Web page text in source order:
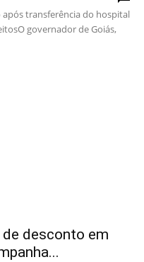
transferência do hospital
governador de Goiás,
de desconto em